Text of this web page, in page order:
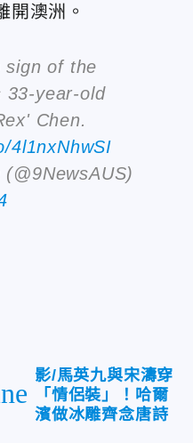
開澳洲。
sign of the
33-year-old
Chen.
4l1nxNhwSI
影/馬英九與宋濤穿
「情侶裝」！哈爾
濱做冰雕齊念唐詩